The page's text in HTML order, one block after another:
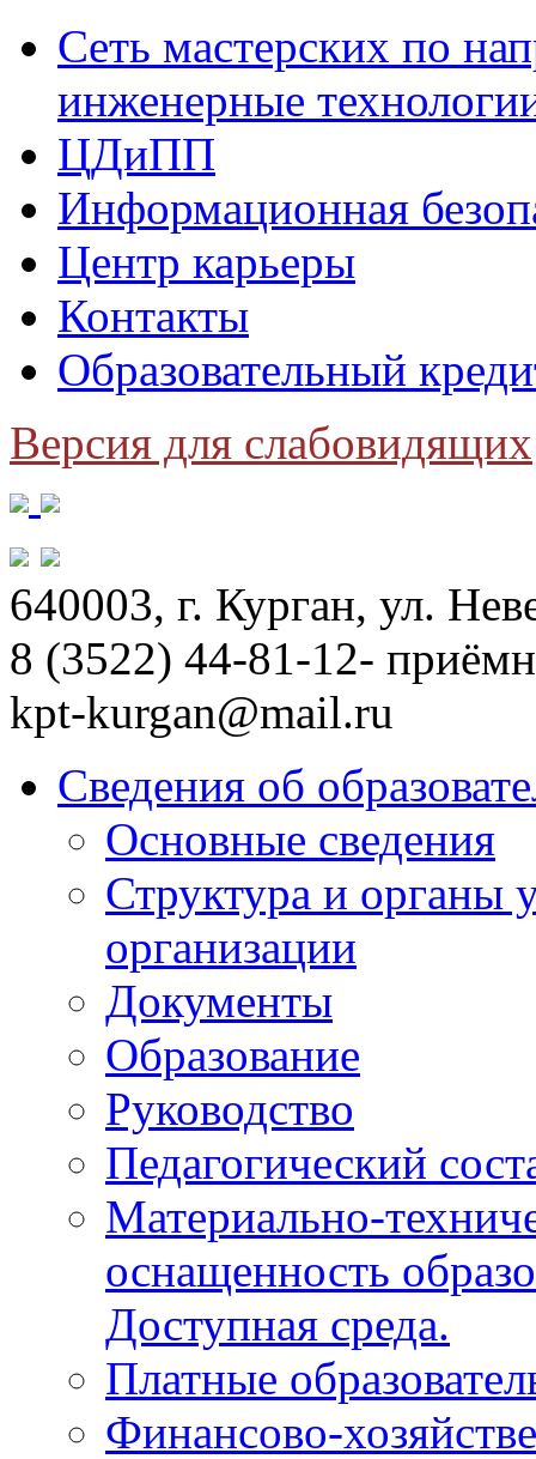
Сеть мастерских по
инженерные
ЦДиПП
Информационная
Центр карьеры
Контакты
Образовательный
Версия для слабовидящих
640003, г. Курган, ул.
8 (3522) 44-81-12-
kpt-kurgan@mail.ru
Сведения об
Основные сведения
Структура и органы
организации
Документы
Образование
Руководство
Педагогический
Материально-
оснащенность
Доступная среда.
Платные
Финансово-